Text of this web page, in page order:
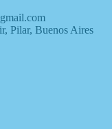
Pilar, Buenos Aires